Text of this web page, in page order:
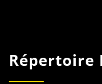
Répertoire